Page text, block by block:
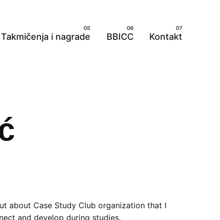
Takmičenja i nagrade BBICC Kontakt
about Case Study Club organization that I
and develop during studies.